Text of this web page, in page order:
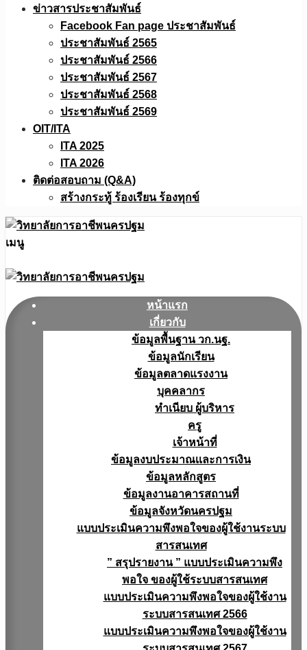
ข่าวสารประชาสัมพันธ์
Facebook Fan page ประชาสัมพันธ์
ประชาสัมพันธ์ 2565
ประชาสัมพันธ์ 2566
ประชาสัมพันธ์ 2567
ประชาสัมพันธ์ 2568
ประชาสัมพันธ์ 2569
OIT/ITA
ITA 2025
ITA 2026
ติดต่อสอบถาม (Q&A)
สร้างกระทู้ ร้องเรียน ร้องทุกข์
เมนู
หน้าแรก
เกี่ยวกับ
ข้อมูลพื้นฐาน วก.นฐ.
ข้อมูลนักเรียน
ข้อมูลตลาดแรงงาน
บุคคลากร
ทำเนียบ ผู้บริหาร
ครู
เจ้าหน้าที่
ข้อมูลงบประมาณเเละการเงิน
ข้อมูลหลักสูตร
ข้อมูลงานอาคารสถานที่
ข้อมูลจังหวัดนครปฐม
แบบประเมินความพึงพอใจของผู้ใช้งานระบบ
สารสนเทศ
” สรุปรายงาน ” แบบประเมินความพึง
พอใจ ของผู้ใช้ระบบสารสนเทศ
แบบประเมินความพึงพอใจของผู้ใช้งาน
ระบบสารสนเทศ 2566
แบบประเมินความพึงพอใจของผู้ใช้งาน